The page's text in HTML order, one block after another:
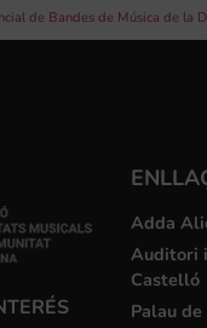
de Bandes de Música de la
Adda
Auditori
Castelló
Palau